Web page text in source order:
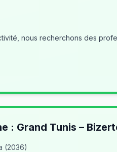
: Grand Tunis –
(2036)